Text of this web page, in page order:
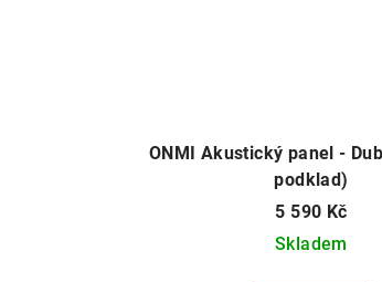
ONMI Akustický panel -
podklad)
5 590 Kč
Skladem